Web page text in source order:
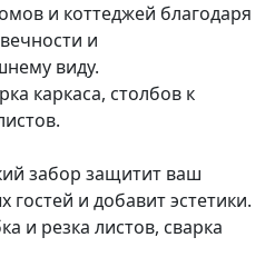
и коттеджей благодаря
и
виду.
каркаса, столбов к
забор защитит ваш
и добавит эстетики.
и резка листов, сварка